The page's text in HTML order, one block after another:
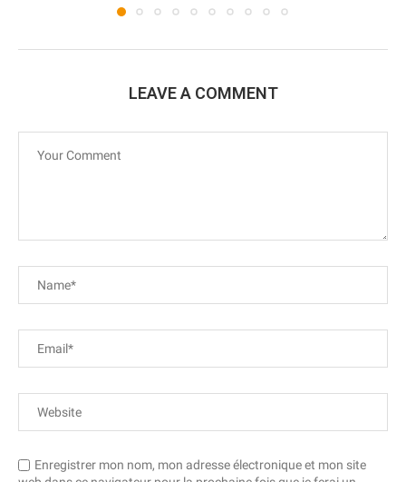
LEAVE A COMMENT
Enregistrer mon nom, mon adresse électronique et mon site